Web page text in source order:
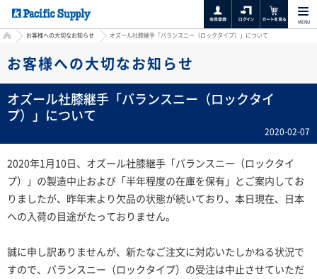
MENU
HOMEお客様への大切なお知らせ オズール社膝継手「バランスニー（ロックタイプ）」について
お客様への大切なお知らせ
オズール社膝継手「バランスニー（ロックタイ
プ）」について
2020-02-07
2020年1月10日、オズール社膝継手「バランスニー（ロックタイ
プ）」の製造中止および「半年程度の在庫を保有」とご案内してお
りましたが、昨年末より欠品の状態が続いており、本日現在、日本
への入荷の目途がたっておりません。
誠に申し訳ありませんが、新たなご注文に対応いたしかねる状況で
すので、バランスニー（ロックタイプ）の受注は中止させていただ